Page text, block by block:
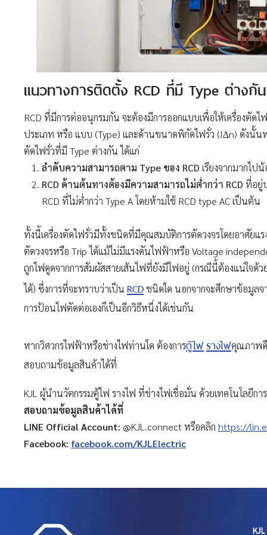
แนวทางการติดตั้ง RCD ที่มี Type ต่างกัน
RCD ที่มีการต่ออนุกรมกัน จะต้องมีการออกแบบเพื่อให้เครื่องตั
ประเภท หรือ แบบ (Type) และด้านขนาดพิกัดไฟรั่ว (I∆n) ดังนั้น
ตัดไฟรั่วที่มี Type ต่างกัน ได้แก่
ลำดับความสามารถตาม Type ของ RCD เรียงจากมากไป
RCD ด้านต้นทางต้องมีความสามารถไม่ต่ำกว่า RCD ที่อยู่
RCD ที่ไม่ต่ำกว่า Type A โดยห้ามใช้ RCD type AC เป็นต้น
ทั้งนี้เครื่องตัดไฟรั่วมีทั้งชนิดที่มีคุณสมบัติการตัดวงจรโดยอาศัย
ตัดวงจรหรือ Trip ได้แม้ไม่มีแรงดันไฟฟ้าหรือ Voltage
ถูกไฟดูดจากการสัมผัสสายเส้นไฟที่ยังมีไฟอยู่ (กรณีนี้ต้องแน่ใจด้ว
ได้) ซึ่งการที่จะทราบว่าเป็น RCD ชนิดใด นอกจากจะศึกษาข้อมูล
การป้อนไฟตัดต่อเองก็เป็นอีกวิธีหนึ่งได้เช่นกัน
หากวิศวกรไฟฟ้าหรือช่างไฟท่านใด ต้องการตู้ไฟรางไฟคุณภาพดี
สอบถามข้อมูลสินค้าได้ที่
KJL ผู้นำนวัตกรรมตู้ไฟ รางไฟ ที่ช่างไฟเชื่อมั่น ด้วยเทคโนโลยีก
สอบถามข้อมูลสินค้าได้ที่
LINE Official Account: @KJL.connect หรือคลิก https://
Facebook: facebook.com/KJLElectric
KJL